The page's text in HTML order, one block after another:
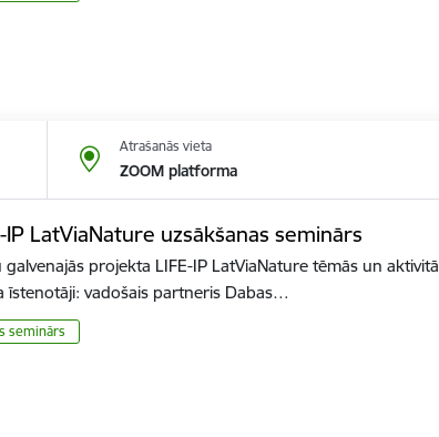
Atrašanās vieta
ZOOM platforma
IP LatViaNature uzsākšanas seminārs
galvenajās projekta LIFE-IP LatViaNature tēmās un
īstenotāji: vadošais partneris Dabas…
seminārs